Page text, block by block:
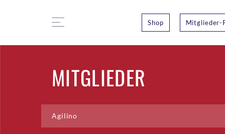
Shop Mitglieder-
MITGLIEDER